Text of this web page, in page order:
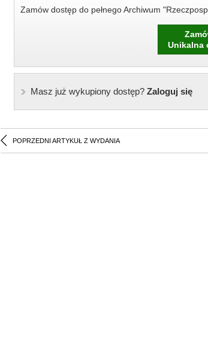
Zamów dostęp do pełnego Archiwum
Unikalna
Masz już wykupiony dostęp?Zaloguj się
POPRZEDNI ARTYKUŁ Z WYDANIA